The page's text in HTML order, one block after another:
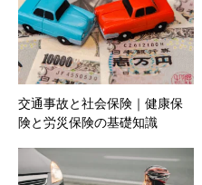
交通事故と社会保険｜健康保
険と労災保険の基礎知識